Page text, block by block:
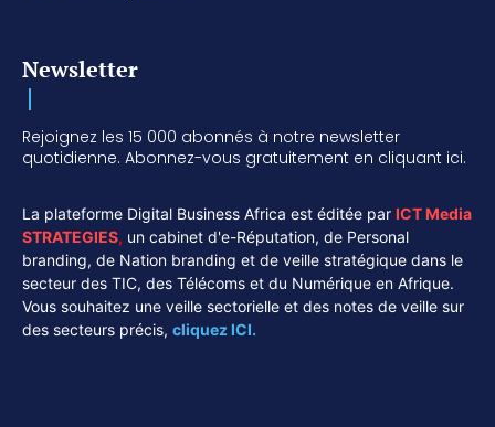
Newsletter
Rejoignez les 15 000 abonnés à notre newsletter
quotidienne. Abonnez-vous gratuitement en cliquant ici.
La plateforme Digital Business Africa est éditée par ICT Media
STRATEGIES, un cabinet d'e-Réputation, de Personal
branding, de Nation branding et de veille stratégique dans le
secteur des TIC, des Télécoms et du Numérique en Afrique.
Vous souhaitez une veille sectorielle et des notes de veille sur
des secteurs précis, cliquez ICI.